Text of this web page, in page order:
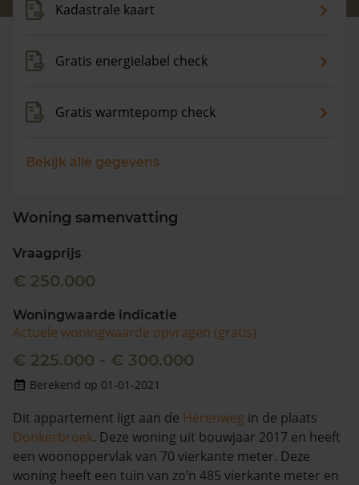
Kadastrale kaart
Gratis energielabel check
Gratis warmtepomp check
Bekijk alle gegevens
Woning samenvatting
Vraagprijs
€ 250.000
Woningwaarde indicatie
Actuele woningwaarde opvragen (gratis)
€ 225.000 - € 300.000
Berekend op 01-01-2021
Dit appartement ligt aan de Herenweg in de plaats
Donkerbroek. Deze woning uit bouwjaar 2017 en heeft
een woonoppervlak van 70 vierkante meter. Deze
woning heeft een tuin van zo’n 485 vierkante meter en